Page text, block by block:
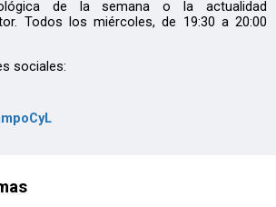
de la semana o la actualidad
Todos los miércoles, de 19:30 a 20:00
sociales: